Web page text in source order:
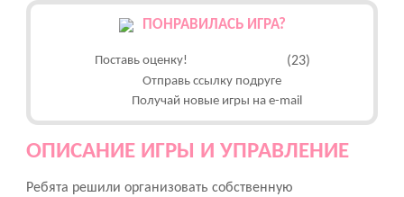
ПОНРАВИЛАСЬ ИГРА?
Поставь оценку! (23)
Отправь ссылку подруге
Получай новые игры на e-mail
ОПИСАНИЕ ИГРЫ И УПРАВЛЕНИЕ
Ребята решили организовать собственную